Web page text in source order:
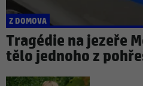
Z DOMOVA
Tragédie na jezeře
tělo jednoho z